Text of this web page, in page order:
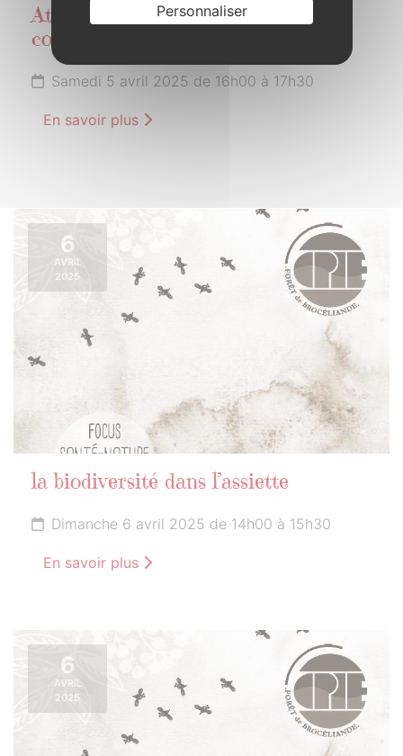
Atelier cuisine "sauvages et
comestibles" par le goût sauvage
Samedi 5 avril 2025 de 16h00 à 17h30
En savoir plus
6
AVRIL
2025
la biodiversité dans l’assiette
Dimanche 6 avril 2025 de 14h00 à 15h30
En savoir plus
6
AVRIL
2025
Personnaliser